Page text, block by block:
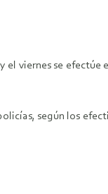
viernes se
según los